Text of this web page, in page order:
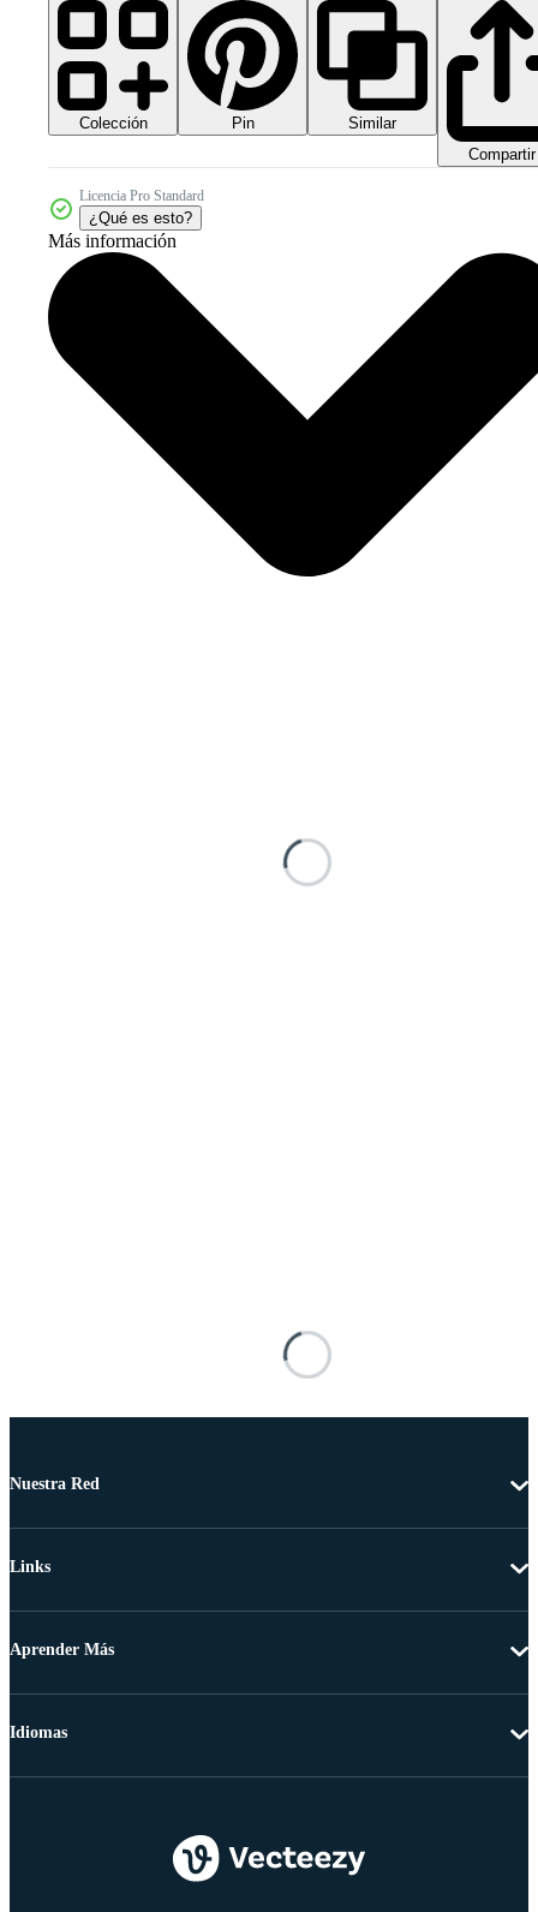
Colección Pin
Similar
Compartir
Licencia Pro Standard
¿Qué es esto?
Más información
Nuestra Red
Links
Aprender Más
Idiomas